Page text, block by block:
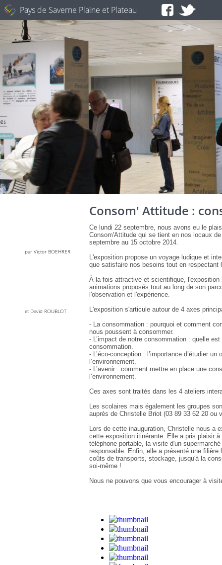
Pays de Saverne Plaine et Plateau
Consom' Attitude :
Ce lundi 22 septembre, nous avons eu le
Consom'Attitude qui se tient en nos locaux
septembre au 15 octobre 2014.
L'exposition propose un voyage ludique et
que satisfaire nos besoins tout en
À la fois attractive et scientifique,
animations proposés tout au long de son
l'observation et l'expérience.
L'exposition s'articule autour de 4 axes
- La consommation : pourquoi et comment
nous poussent à consommer.
- L’impact de notre consommation : quelle
consommation.
- L’éco-conception : l’importance d’étudier
l’environnement.
- L’avenir : comment mettre en place une
l’environnement.
Ces axes sont traités dans les 4 ateliers
Les scolaires mais également les groupes
auprès de Christelle Briot (03 89 33 62 20
Lors de cette inauguration, Christelle nous a
cette exposition itinérante. Elle a pris plaisir
téléphone portable, la visite d'un
responsable. Enfin, elle a présenté une
coûts de transports, stockage, jusqu'à la
soi-même !
Nous ne pouvons que vous encourager à
par Victor BOEHRER
et David ROUBLOT